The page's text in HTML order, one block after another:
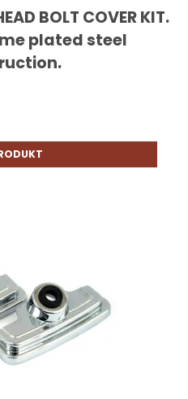
BOLT COVER KIT.
plated steel